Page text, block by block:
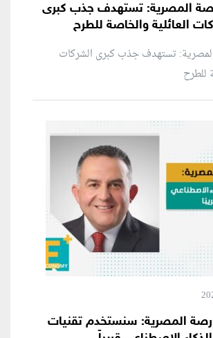
المصرية: تستهدف جذب كبرى
العائلية والخاصة للطرح
تستهدف جذب كبرى الشركات
للطرح
المصرية: سنستخدم تقنيات